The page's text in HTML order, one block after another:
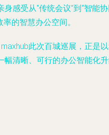
受从“传统会议”到“智能
的智慧办公空间。
此次百城巡展，正是
清晰、可行的办公智能化